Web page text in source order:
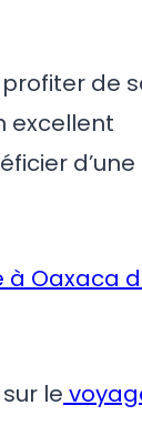
profiter de
excellent
d’une
à Oaxaca
le